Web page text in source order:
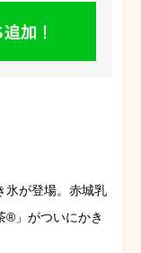
氷が登場。赤城乳
®」がついにかき